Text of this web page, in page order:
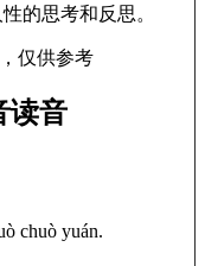
的思考和反思。
仅供参考
读音
chuò yuán.